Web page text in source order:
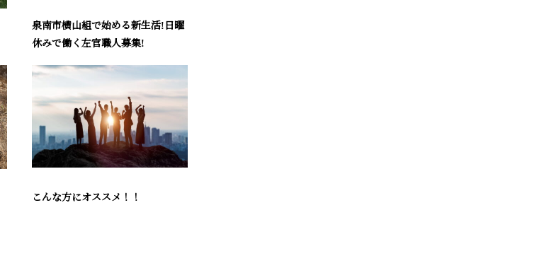
泉南市横山組で始める新生活!日曜
休みで働く左官職人募集!
こんな方にオススメ！！